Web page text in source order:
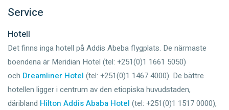
Service
Hotell
Det finns inga hotell på Addis Abeba flygplats. De närmaste
boendena är Meridian Hotel (tel: +251(0)1 1661 5050)
och Dreamliner Hotel ‎ (tel: +251(0)1 1467 4000). De bättre
hotellen ligger i centrum av den etiopiska huvudstaden,
däribland Hilton Addis Ababa Hotel ‎ (tel: +251(0)1 1517 0000),